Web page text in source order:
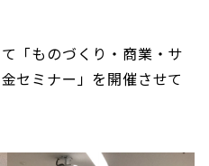
「ものづくり・商業・サ
セミナー」を開催させて